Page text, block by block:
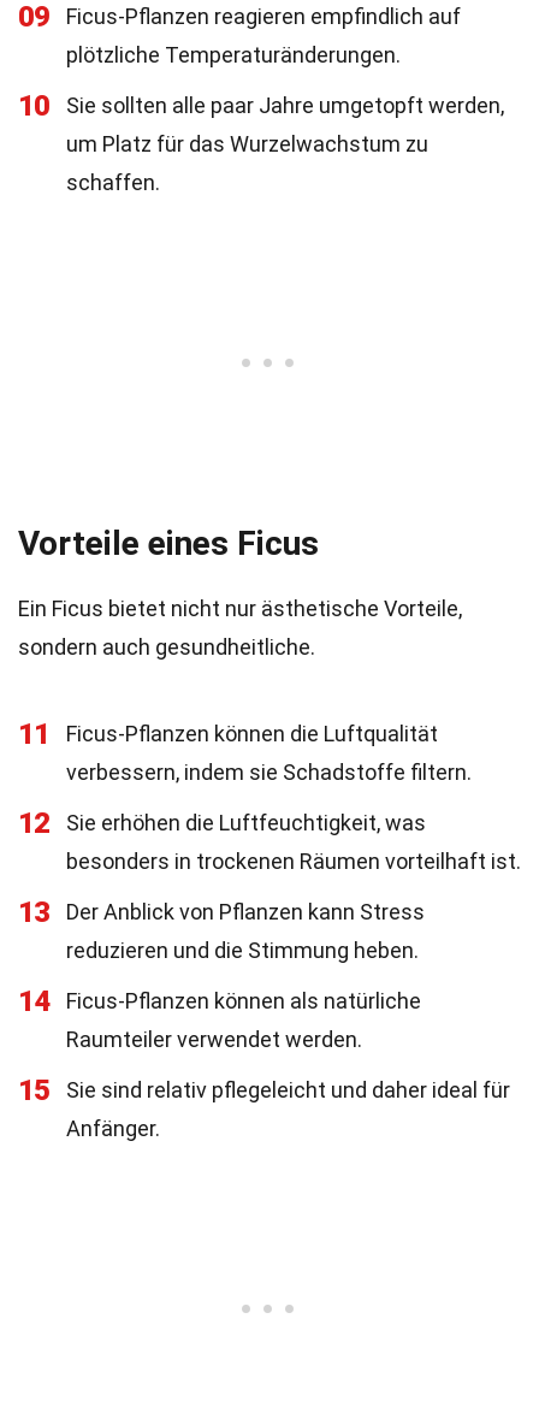
09
Ficus-Pflanzen reagieren empfindlich auf
plötzliche Temperaturänderungen.
10
Sie sollten alle paar Jahre umgetopft werden,
um Platz für das Wurzelwachstum zu
schaffen.
Vorteile eines Ficus
Ein Ficus bietet nicht nur ästhetische Vorteile,
sondern auch gesundheitliche.
11
Ficus-Pflanzen können die Luftqualität
verbessern, indem sie Schadstoffe filtern.
12
Sie erhöhen die Luftfeuchtigkeit, was
besonders in trockenen Räumen vorteilhaft ist.
13
Der Anblick von Pflanzen kann Stress
reduzieren und die Stimmung heben.
14
Ficus-Pflanzen können als natürliche
Raumteiler verwendet werden.
15
Sie sind relativ pflegeleicht und daher ideal für
Anfänger.